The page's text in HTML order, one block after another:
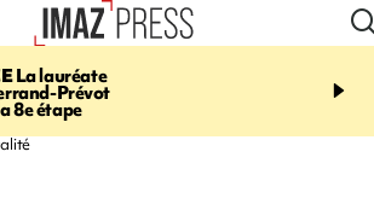
La lauréate
Prévot
8e étape
20:17
routière, concours de